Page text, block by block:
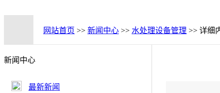
网站首页 >> 新闻中心 >> 水处理设备管理 >> 详细
新闻中心
最新新闻